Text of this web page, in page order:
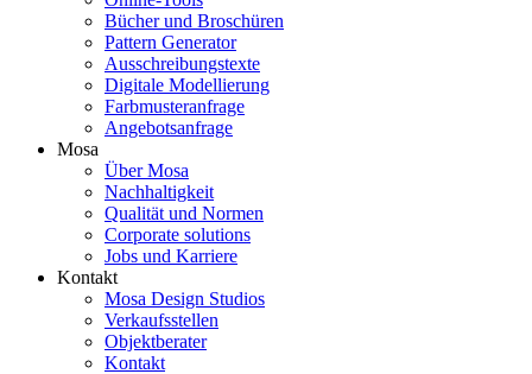
Bücher und Broschüren
Pattern Generator
Ausschreibungstexte
Digitale Modellierung
Farbmusteranfrage
Angebotsanfrage
Mosa
Über Mosa
Nachhaltigkeit
Qualität und Normen
Corporate solutions
Jobs und Karriere
Kontakt
Mosa Design Studios
Verkaufsstellen
Objektberater
Kontakt